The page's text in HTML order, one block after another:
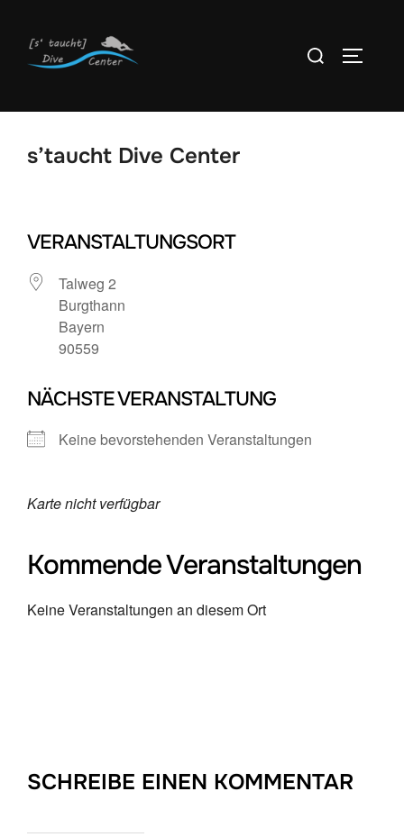
Inhalt
springen
Suchen
s’taucht Dive Center
VERANSTALTUNGSORT
Talweg 2
Burgthann
Bayern
90559
NÄCHSTE VERANSTALTUNG
Keine bevorstehenden Veranstaltungen
Karte nicht verfügbar
Kommende Veranstaltungen
Keine Veranstaltungen an diesem Ort
SCHREIBE EINEN KOMMENTAR